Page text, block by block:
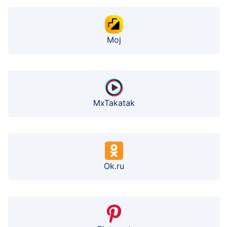
Moj
MxTakatak
Ok.ru